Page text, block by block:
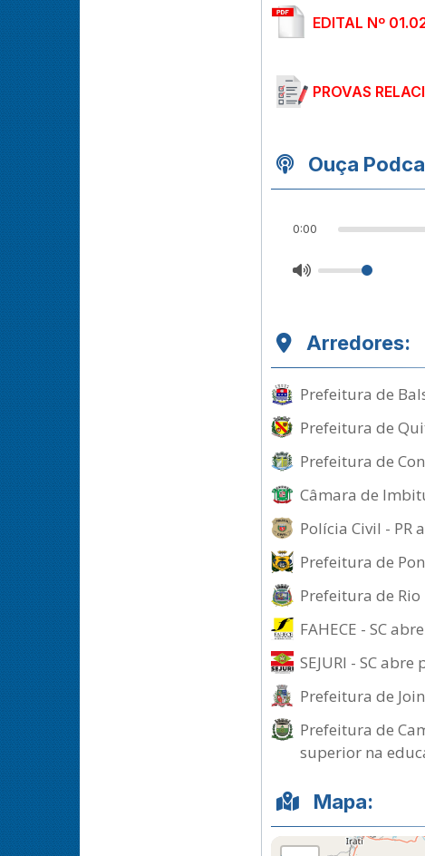
EDITAL Nº
PROVAS
Ouça
0:00
Arredores:
Prefeitura de
Prefeitura de
Prefeitura de
Câmara de
Polícia Civil - PR
Prefeitura de
Prefeitura de
FAHECE - SC
SEJURI - SC
Prefeitura de
Prefeitura de
superior na
Mapa: